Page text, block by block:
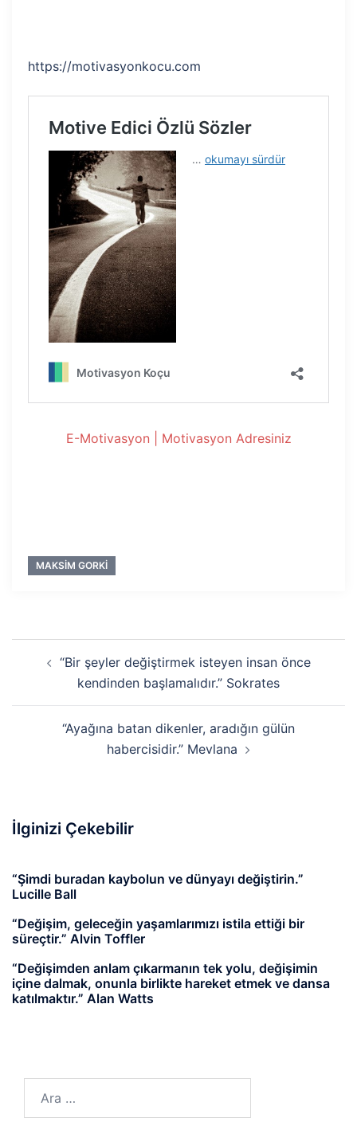
https://motivasyonkocu.com
E-Motivasyon | Motivasyon Adresiniz
MAKSIM GORKI
dolaşımı“Bir şeyler değiştirmek isteyen insan önce
kendinden başlamalıdır.” Sokrates
“Ayağına batan dikenler, aradığın gülün
habercisidir.” Mevlana
İlginizi Çekebilir
“Şimdi buradan kaybolun ve dünyayı değiştirin.”
Lucille Ball
“Değişim, geleceğin yaşamlarımızı istila ettiği bir
süreçtir.” Alvin Toffler
“Değişimden anlam çıkarmanın tek yolu, değişimin
içine dalmak, onunla birlikte hareket etmek ve dansa
katılmaktır.” Alan Watts